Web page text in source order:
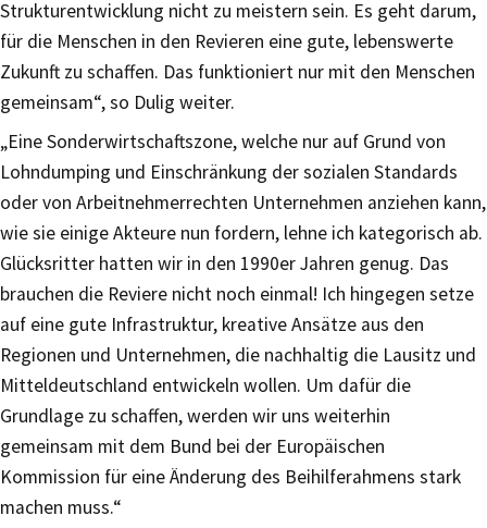
Strukturentwicklung nicht zu meistern sein. Es geht darum,
für die Menschen in den Revieren eine gute, lebenswerte
Zukunft zu schaffen. Das funktioniert nur mit den Menschen
gemeinsam“, so Dulig weiter.
„Eine Sonderwirtschaftszone, welche nur auf Grund von
Lohndumping und Einschränkung der sozialen Standards
oder von Arbeitnehmerrechten Unternehmen anziehen kann,
wie sie einige Akteure nun fordern, lehne ich kategorisch ab.
Glücksritter hatten wir in den 1990er Jahren genug. Das
brauchen die Reviere nicht noch einmal! Ich hingegen setze
auf eine gute Infrastruktur, kreative Ansätze aus den
Regionen und Unternehmen, die nachhaltig die Lausitz und
Mitteldeutschland entwickeln wollen. Um dafür die
Grundlage zu schaffen, werden wir uns weiterhin
gemeinsam mit dem Bund bei der Europäischen
Kommission für eine Änderung des Beihilferahmens stark
machen muss.“